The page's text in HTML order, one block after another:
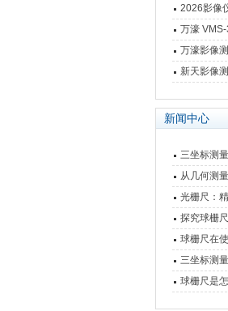
障维修方法
原理、分
2026影像
影像测量
万濠
仪技术规
万濠影像
从开机到
新天影像
新闻中心
三坐标测
原理、分
讲清
从几何测
握万濠影
心能力
光栅尺：
探究球栅
球栅尺在
备工作？
三坐标测
的，功能
球栅尺是